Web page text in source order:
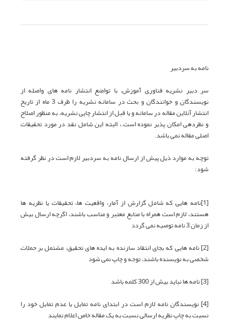
نامه به سردبیر
سر دبیر نشریه فناوری آموزش، با تواضع انتشار نامه های واصله از
نویسندگان و خوانندگان و بحث در سامانه نشریه را ظرف 3 ماه از تاریخ
انتشار آنلاین مقاله در سامانه و یا قبل از انتشار چاپی نشریه، به منظور اصلاح
و نظردهی امکان پذیر نموده است.، البته این شامل نقد در مورد تحقیقات
اصلی مقاله نمی باشد.
توچه به موارد ذیل پیش از ارسال نامه به سردبیر لازم است در نظر گرفته
شود:
[1]نامه هایی که شامل گزارش از آمار، واقعیت ها، تحقیقات یا نظریه ها
هستند، لازم است همراه با منابع معتبر و مناسب باشند، اگرچه ارسال بیش
از زمان 3 نامه توصیه نمی گردد
[2] نامه هایی که بجای انتقاد سازنده به ایده های تحقیق، مشتمل بر حملات
شخصی به نویسنده باشند، توجه و چاپ نمی شود
[3] نامه ها نباید بیش از 300 کلمه باشد
[4] نویسندگان نامه لازم است در ابتدای نامه تمایل یا عدم تمایل خود را
نسبت به چاپ نظریه ارسالی نسبت به یک مقاله خاص اعلام نمایند